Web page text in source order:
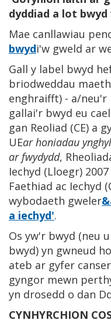
dyddiad a lot
Mae canllawiau
bwydi'w gweld ar
Gall y label bwyd
briodweddau
enghraifft) - a/
gallai'r bwyd eu
gan Reoliad (CE) a
UEar honiadau
ar fwydydd,
Iechyd (Lloegr)
Faethiad ac Iechyd
wybodaeth gweler
a iechyd'.
Os yw'r bwyd (neu
bwyd) yn gwneud
ateb ar gyfer
gyngor mewn
yn drosedd o dan
CYNHYRCHION